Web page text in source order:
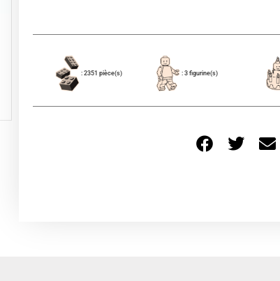
: 2351 pièce(s) : 3 figurine(s)